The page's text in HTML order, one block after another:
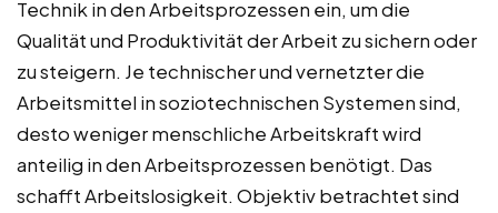
Technik in den Arbeitsprozessen ein, um die
Qualität und Produktivität der Arbeit zu sichern oder
zu steigern. Je technischer und vernetzter die
Arbeitsmittel in soziotechnischen Systemen sind,
desto weniger menschliche Arbeitskraft wird
anteilig in den Arbeitsprozessen benötigt. Das
schafft Arbeitslosigkeit. Objektiv betrachtet sind